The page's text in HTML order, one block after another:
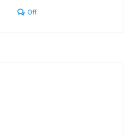
OffComments